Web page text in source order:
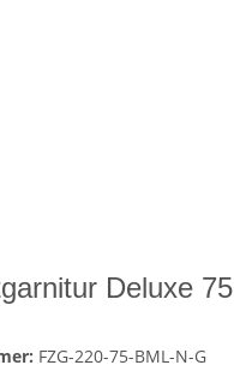
Deluxe 75
FZG-220-75-BML-N-G